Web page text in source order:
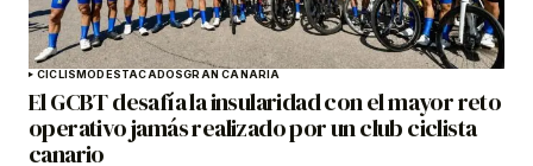
CICLISMO DESTACADOSGRAN CANARIA
El GCBT desafía la insularidad con el mayor reto
operativo jamás realizado por un club ciclista
canario